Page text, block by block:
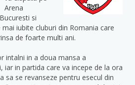
Arena
si
iubite cluburi din Romania care
de foarte multi ani.
intalni in a doua mansa a
iar in partida care va incepe de la ora
sa se revanseze pentru esecul din